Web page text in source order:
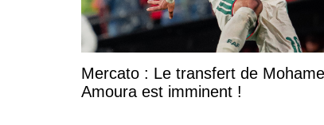
Mercato : Le transfert de
Amoura est imminent !